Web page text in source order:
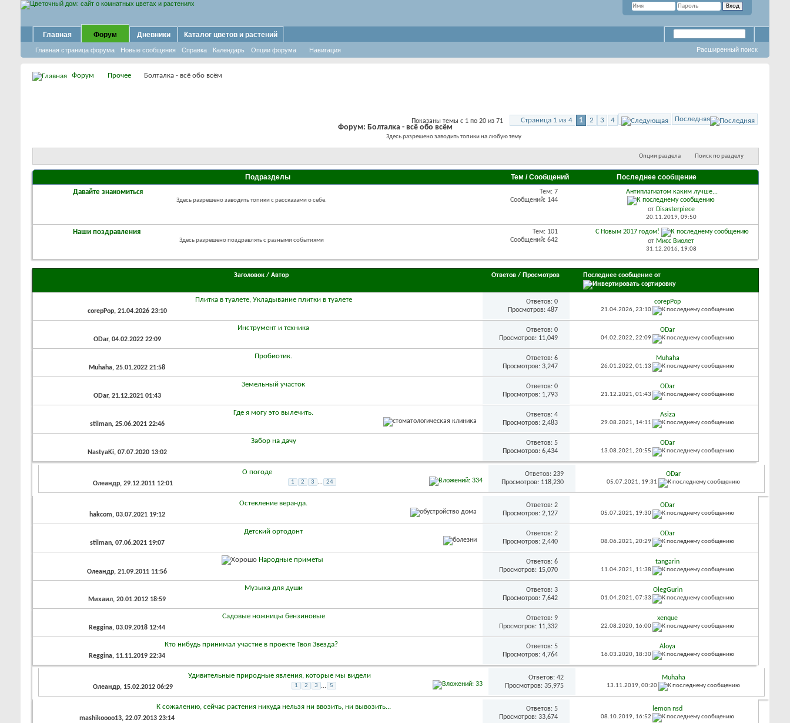
Главная Форум
Главная страница форума Новые сообщения Справка Календарь Опции форума Навигация
Дневники Каталог цветов и растений
Расширенный поиск
Форум Прочее Болталка - всё обо всём
Страница 1 из 4 1 2 3 4 Последняя
Показаны темы с 1 по 20 из 71
Форум: Болталка - всё обо всём
Здесь разрешено заводить топики на любую тему
Опции раздела Поиск по разделу
Подразделы Тем / Сообщений Последнее сообщение
Давайте знакомиться
Здесь разрешено заводить топики с рассказами о себе.
Тем: 7
Сообщений: 144
Антиплагиатом каким лучше...
от Disasterpiece
20.11.2019, 09:50
Наши поздравления
Здесь разрешено поздравлять с разными событиями
Тем: 101
Сообщений: 642
С Новым 2017 годом!
от Мисс Виолет
31.12.2016, 19:08
Заголовок /Автор Ответов / Просмотров Последнее сообщение от
Плитка в туалете, Укладывание плитки в туалете
corepPop, 21.04.2026 23:10
Ответов:0
Просмотров: 487
corepPop
21.04.2026,23:10
Инструмент и техника
ODar, 04.02.2022 22:09
Ответов:0
Просмотров: 11,049
ODar
04.02.2022,22:09
Пробиотик.
Muhaha, 25.01.2022 21:58
Ответов:6
Просмотров: 3,247
Muhaha
26.01.2022,01:13
Земельный участок
ODar, 21.12.2021 01:43
Ответов:0
Просмотров: 1,793
ODar
21.12.2021,01:43
Где я могу это вылечить.
stilman, 25.06.2021 22:46
Ответов:4
Просмотров: 2,483
Asiza
29.08.2021, 14:11
Забор на дачу
NastyaKi, 07.07.2020 13:02
Ответов:5
Просмотров: 6,434
ODar
13.08.2021,20:55
О погоде
Олеандр, 29.12.2011 12:01 1 2 3 ... 24
Ответов:239
Просмотров: 118,230
ODar
05.07.2021, 19:31
Остекление веранда.
hakcom, 03.07.2021 19:12
Ответов:2
Просмотров: 2,127
ODar
05.07.2021, 19:30
Детский ортодонт
stilman, 07.06.2021 19:07
Ответов:2
Просмотров: 2,440
ODar
08.06.2021,20:29
Народные приметы
Олеандр, 21.09.2011 11:56
Ответов:6
Просмотров: 15,070
tangarin
11.04.2021, 11:38
Музыка для души
Михаил, 20.01.2012 18:59
Ответов:3
Просмотров: 7,642
OlegGurin
01.04.2021,07:33
Садовые ножницы бензиновые
Reggina, 03.09.2018 12:44
Ответов:9
Просмотров: 11,332
xenque
22.08.2020, 16:00
Кто нибудь принимал участие в проекте Твоя Звезда?
Reggina, 11.11.2019 22:34
Ответов:5
Просмотров: 4,764
Aloya
16.03.2020, 18:30
Удивительные природные явления, которые мы видели
Олеандр, 15.02.2012 06:29 1 2 3 ... 5
Ответов:42
Просмотров: 35,975
Muhaha
13.11.2019,00:20
К сожалению, сейчас растения никуда нельзя ни ввозить, ни вывозить...
mashikoooo13, 22.07.2013 23:14
Ответов:5
Просмотров: 33,674
lemon nsd
08.10.2019, 16:52